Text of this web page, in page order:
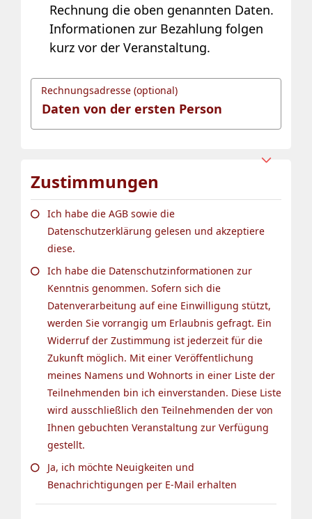
Rechnung die oben genannten Daten.
Informationen zur Bezahlung folgen
kurz vor der Veranstaltung.
Rechnungsadresse (optional)
Zustimmungen
Ich habe die AGB sowie die
Datenschutzerklärung gelesen und akzeptiere
diese.
Ich habe die Datenschutzinformationen zur
Kenntnis genommen. Sofern sich die
Datenverarbeitung auf eine Einwilligung stützt,
werden Sie vorrangig um Erlaubnis gefragt. Ein
Widerruf der Zustimmung ist jederzeit für die
Zukunft möglich. Mit einer Veröffentlichung
meines Namens und Wohnorts in einer Liste der
Teilnehmenden bin ich einverstanden. Diese Liste
wird ausschließlich den Teilnehmenden der von
Ihnen gebuchten Veranstaltung zur Verfügung
gestellt.
Ja, ich möchte Neuigkeiten und
Benachrichtigungen per E-Mail erhalten